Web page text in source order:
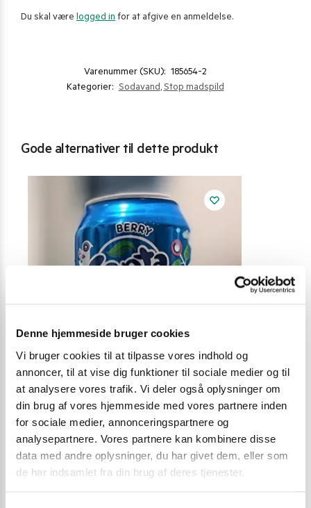
Denne hjemmeside bruger cookies
Vi bruger cookies til at tilpasse vores indhold og
annoncer, til at vise dig funktioner til sociale medier og til
at analysere vores trafik. Vi deler også oplysninger om
din brug af vores hjemmeside med vores partnere inden
for sociale medier, annonceringspartnere og
analysepartnere. Vores partnere kan kombinere disse
data med andre oplysninger, du har givet dem, eller som
de har indsamlet fra din brug af deres tjenester.
Du skal være logged in for at afgive en anmeldelse.
Varenummer (SKU): 185654-2
Kategorier: Sodavand,Stop madspild
Gode alternativer til dette produkt
SODAVAND JUL 2021